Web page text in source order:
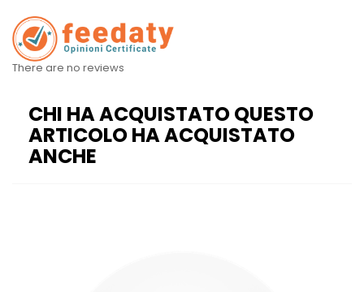
There are no reviews
CHI HA ACQUISTATO QUESTO
ARTICOLO HA ACQUISTATO
ANCHE